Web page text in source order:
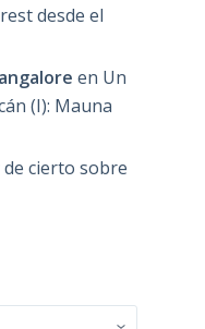
desde el
en Un
(I): Mauna
de cierto sobre